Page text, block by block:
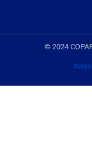
© 2024